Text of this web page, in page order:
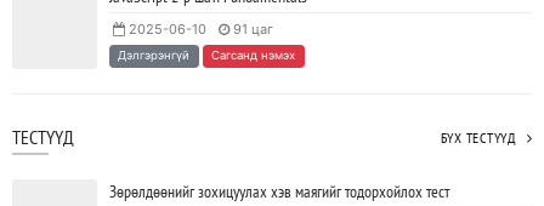
2025-06-10 91 цаг
Дэлгэрэнгүй Сагсанд нэмэх
ТЕСТҮҮД БҮХ ТЕСТҮҮД
Зөрөлдөөнийг зохицуулах хэв маягийг тодорхойлох тест